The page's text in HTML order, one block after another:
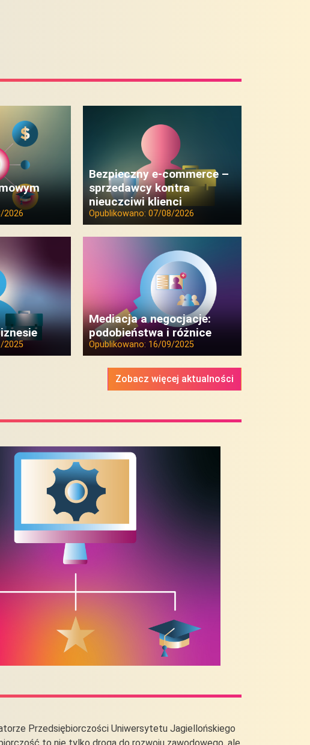
2026
Bezpieczny e-commerce –
sprzedawcy kontra
nieuczciwi klienci
Opublikowano: 07/08/2026
2025
Mediacja a negocjacje:
podobieństwa i różnice
Opublikowano: 16/09/2025
Zobacz więcej aktualności
Przedsiębiorczości Uniwersytetu Jagiellońskiego